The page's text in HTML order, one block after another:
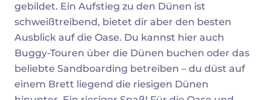
gebildet. Ein Aufstieg zu den Dünen ist
schweißtreibend, bietet dir aber den besten
Ausblick auf die Oase. Du kannst hier auch
Buggy-Touren über die Dünen buchen oder das
beliebte Sandboarding betreiben – du düst auf
einem Brett liegend die riesigen Dünen